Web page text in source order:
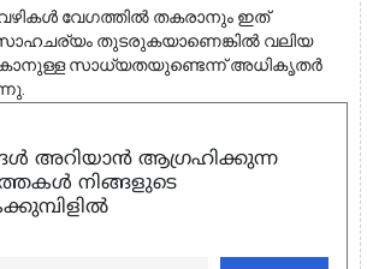
വേഗത്തിൽ തകരാനും ഇത്
തുടരുകയാണെങ്കിൽ വലിയ
സാധ്യതയുണ്ടെന്ന് അധികൃതർ
അറിയാൻ ആഗ്രഹിക്കുന്ന
നിങ്ങളുടെ